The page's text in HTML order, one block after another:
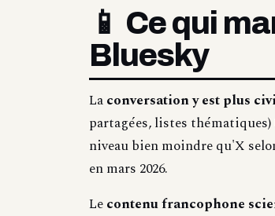
📱 Ce qui
Bluesky
Laconversation y est plus
partagées, listes
niveau bien moindre qu'X
en mars 2026.
Lecontenu francophone